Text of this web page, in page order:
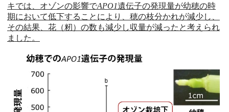
キでは、オゾンの影響でAPO1遺伝子の発現量が幼穂の時
期において低下することにより、穂の枝分かれが減少し、
その結果、花（籾）の数も減少し収量が減ったと考えられ
ました 。